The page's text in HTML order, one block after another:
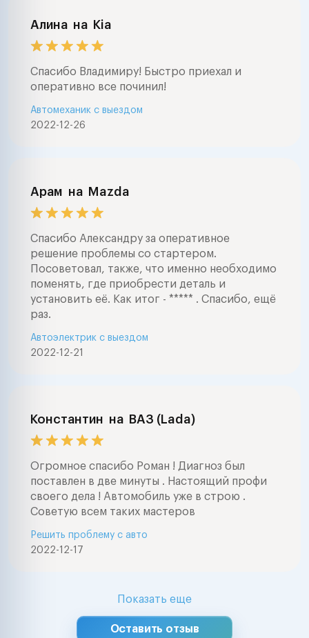
Алина на Kia
Спасибо Владимиру! Быстро приехал и
оперативно все починил!
2022-12-26
Автомеханик с выездом
Арам на Mazda
Спасибо Александру за оперативное
решение проблемы со стартером.
Посоветовал, также, что именно необходимо
поменять, где приобрести деталь и
установить её. Как итог - ***** . Спасибо, ещё
раз.
2022-12-21
Автоэлектрик с выездом
Константин на ВАЗ (Lada)
Огромное спасибо Роман ! Диагноз был
поставлен в две минуты . Настоящий профи
своего дела ! Автомобиль уже в строю .
Советую всем таких мастеров
2022-12-17
Решить проблему с авто
Показать еще
Оставить отзыв